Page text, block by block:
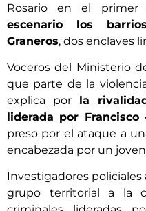
Rosario en el primer
escenario los
Graneros, dos enclaves
Voceros del Ministerio
que parte de la
explica por la
liderada por Francisco
preso por el ataque a
encabezada por un
Investigadores policiales
grupo territorial a la